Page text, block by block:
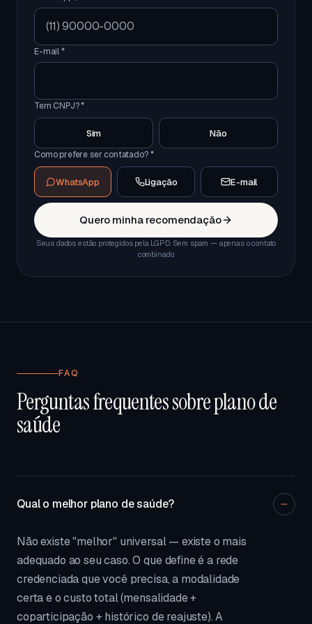
E-mail *
Tem CNPJ? *
Sim Não
Como prefere ser contatado? *
WhatsApp Ligação E-mail
Quero minha recomendação
Seus dados estão protegidos pela LGPD. Sem spam — apenas o contato
combinado.
FAQ
Perguntas frequentes sobre plano de
saúde
Qual o melhor plano de saúde?
Não existe "melhor" universal — existe o mais
adequado ao seu caso. O que define é a rede
credenciada que você precisa, a modalidade
certa e o custo total (mensalidade +
coparticipação + histórico de reajuste). A